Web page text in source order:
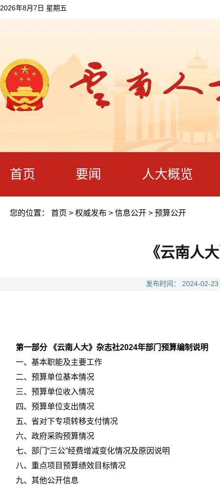
2026年8月7日 星期五
首页 要闻 人大概览
您的位置： 首页 > 权威发布 > 信息公开 > 预算公开
《云南人
发布时间： 2024-
第一部分 《云南人大》杂志社2024年部门预算编制说明
一、基本职能及主要工作
二、预算单位基本情况
三、预算单位收入情况
四、预算单位支出情况
五、省对下专项转移支付情况
六、政府采购预算情况
七、部门“三公”经费增减变化情况及原因说明
八、重点项目预算绩效目标情况
九、其他公开信息